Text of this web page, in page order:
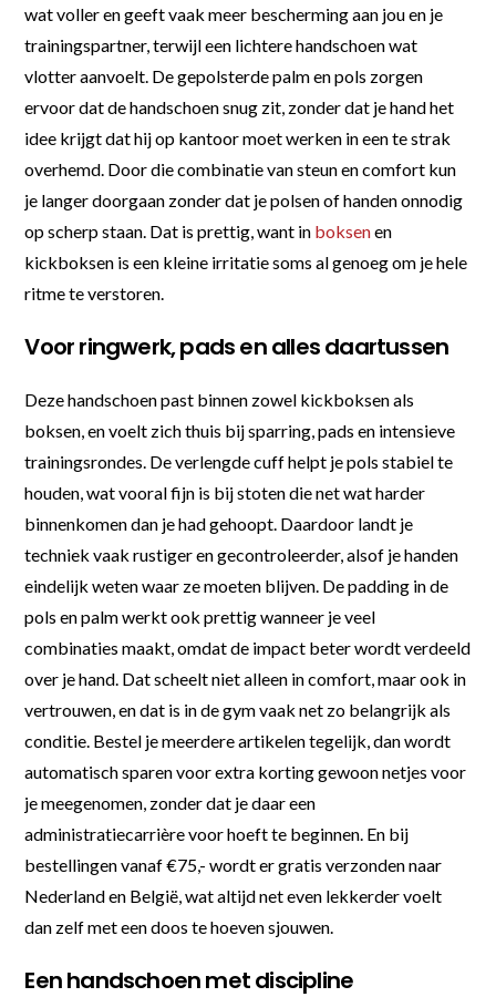
wat voller en geeft vaak meer bescherming aan jou en je
trainingspartner, terwijl een lichtere handschoen wat
vlotter aanvoelt. De gepolsterde palm en pols zorgen
ervoor dat de handschoen snug zit, zonder dat je hand het
idee krijgt dat hij op kantoor moet werken in een te strak
overhemd. Door die combinatie van steun en comfort kun
je langer doorgaan zonder dat je polsen of handen onnodig
op scherp staan. Dat is prettig, want in boksenen
kickboksen is een kleine irritatie soms al genoeg om je hele
ritme te verstoren.
Voor ringwerk, pads en alles daartussen
Deze handschoen past binnen zowel kickboksen als
boksen, en voelt zich thuis bij sparring, pads en intensieve
trainingsrondes. De verlengde cuff helpt je pols stabiel te
houden, wat vooral fijn is bij stoten die net wat harder
binnenkomen dan je had gehoopt. Daardoor landt je
techniek vaak rustiger en gecontroleerder, alsof je handen
eindelijk weten waar ze moeten blijven. De padding in de
pols en palm werkt ook prettig wanneer je veel
combinaties maakt, omdat de impact beter wordt verdeeld
over je hand. Dat scheelt niet alleen in comfort, maar ook in
vertrouwen, en dat is in de gym vaak net zo belangrijk als
conditie. Bestel je meerdere artikelen tegelijk, dan wordt
automatisch sparen voor extra korting gewoon netjes voor
je meegenomen, zonder dat je daar een
administratiecarrière voor hoeft te beginnen. En bij
bestellingen vanaf €75,- wordt er gratis verzonden naar
Nederland en België, wat altijd net even lekkerder voelt
dan zelf met een doos te hoeven sjouwen.
Een handschoen met discipline